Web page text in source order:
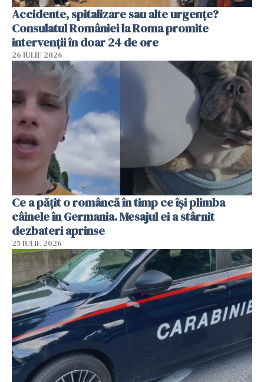
Accidente, spitalizare sau alte urgențe?
Consulatul României la Roma promite
intervenții în doar 24 de ore
26 IULIE 2026
Ce a pățit o româncă în timp ce își plimba
câinele în Germania. Mesajul ei a stârnit
dezbateri aprinse
25 IULIE 2026